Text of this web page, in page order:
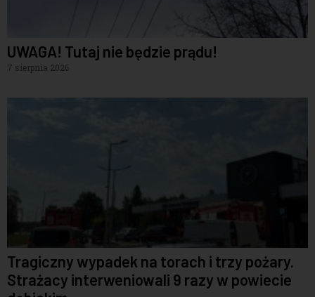
UWAGA! Tutaj nie będzie prądu!
7 sierpnia 2026
Tragiczny wypadek na torach i trzy pożary.
Strażacy interweniowali 9 razy w powiecie